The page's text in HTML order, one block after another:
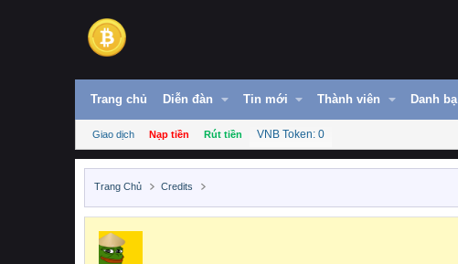
Trang chủ Diễn đàn Tin mới Thành viên Danh bạ
Giao dịch Nạp tiền Rút tiền VNB Token: 0
Trang Chủ Credits